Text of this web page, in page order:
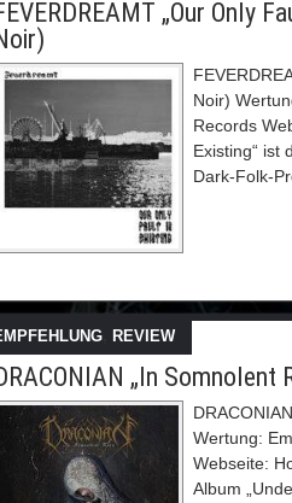
„Our Only
Noir)
Records
Existing“ ist
Dark-Folk-
REVIEW
„In
Wertung:
Webseite:
Album